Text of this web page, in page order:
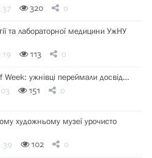
320 0
та лабораторної медицини УжНУ
113 0
ужнівці переймали досвід…
151 0
художньому музеї урочисто
102 0